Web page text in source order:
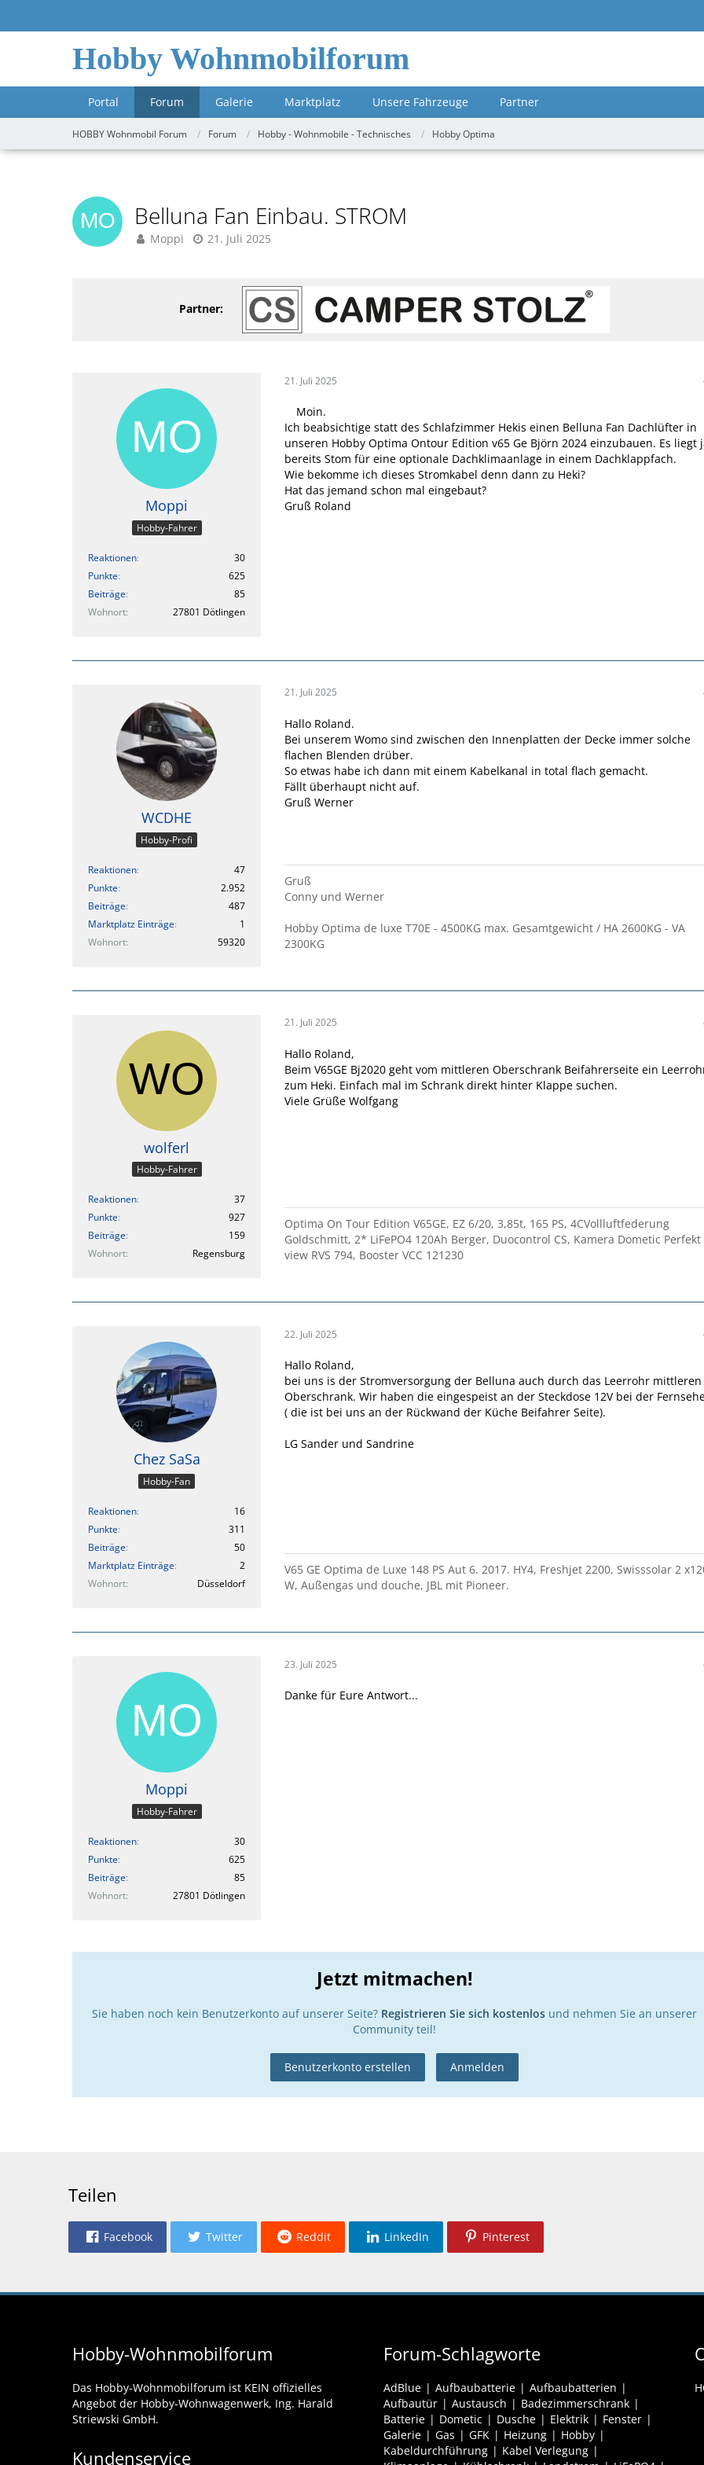
Hobby Wohnmobilforum
Portal Forum Galerie Marktplatz Unsere Fahrzeuge Partner
HOBBY Wohnmobil Forum Forum Hobby - Wohnmobile - Technisches Hobby Optima
Belluna Fan Einbau. STROM
Moppi 21. Juli 2025
Partner:
Moppi
Hobby-Fahrer
Reaktionen
30
Punkte
625
Beiträge
85
Wohnort
27801 Dötlingen
21. Juli 2025
Moin.
Ich beabsichtige statt des Schlafzimmer Hekis einen Belluna Fan Dachlüfter in
unseren Hobby Optima Ontour Edition v65 Ge Björn 2024 einzubauen. Es liegt
bereits Stom für eine optionale Dachklimaanlage in einem Dachklappfach.
Wie bekomme ich dieses Stromkabel denn dann zu Heki?
Hat das jemand schon mal eingebaut?
Gruß Roland
WCDHE
Hobby-Profi
Reaktionen
47
Punkte
2.952
Beiträge
487
Marktplatz Einträge
1
Wohnort
59320
21. Juli 2025
Hallo Roland.
Bei unserem Womo sind zwischen den Innenplatten der Decke immer solche
flachen Blenden drüber.
So etwas habe ich dann mit einem Kabelkanal in total flach gemacht.
Fällt überhaupt nicht auf.
Gruß Werner
Gruß
Conny und Werner
Hobby Optima de luxe T70E - 4500KG max. Gesamtgewicht / HA 2600KG - VA
2300KG
wolferl
Hobby-Fahrer
Reaktionen
37
Punkte
927
Beiträge
159
Wohnort
Regensburg
21. Juli 2025
Hallo Roland,
Beim V65GE Bj2020 geht vom mittleren Oberschrank Beifahrerseite ein
zum Heki. Einfach mal im Schrank direkt hinter Klappe suchen.
Viele Grüße Wolfgang
Optima On Tour Edition V65GE, EZ 6/20, 3,85t, 165 PS, 4CVollluftfederung
Goldschmitt, 2* LiFePO4 120Ah Berger, Duocontrol CS, Kamera Dometic Perfekt
view RVS 794, Booster VCC 121230
Chez SaSa
Hobby-Fan
Reaktionen
16
Punkte
311
Beiträge
50
Marktplatz Einträge
2
Wohnort
Düsseldorf
22. Juli 2025
Hallo Roland,
bei uns is der Stromversorgung der Belluna auch durch das Leerrohr mittleren
Oberschrank. Wir haben die eingespeist an der Steckdose 12V bei der
( die ist bei uns an der Rückwand der Küche Beifahrer Seite).
LG Sander und Sandrine
V65 GE Optima de Luxe 148 PS Aut 6. 2017. HY4, Freshjet 2200, Swisssolar 2
W, Außengas und douche, JBL mit Pioneer.
Moppi
Hobby-Fahrer
Reaktionen
30
Punkte
625
Beiträge
85
Wohnort
27801 Dötlingen
23. Juli 2025
Danke für Eure Antwort...
Jetzt mitmachen!
Sie haben noch kein Benutzerkonto auf unserer Seite? Registrieren Sie sich kostenlos und nehmen Sie an unserer
Community teil!
Benutzerkonto erstellen Anmelden
Teilen
Facebook Twitter Reddit LinkedIn Pinterest
Hobby-Wohnmobilforum
Das Hobby-Wohnmobilforum ist KEIN offizielles
Angebot der Hobby-Wohnwagenwerk, Ing. Harald
Striewski GmbH.
Kundenservice
Forum-Schlagworte
AdBlue Aufbaubatterie
Aufbaubatterien
Aufbautür
Austausch
Badezimmerschrank
Batterie
Dometic Dusche Elektrik
Fenster
Galerie
Gas GFK Heizung
Hobby
Kabeldurchführung
Kabel Verlegung